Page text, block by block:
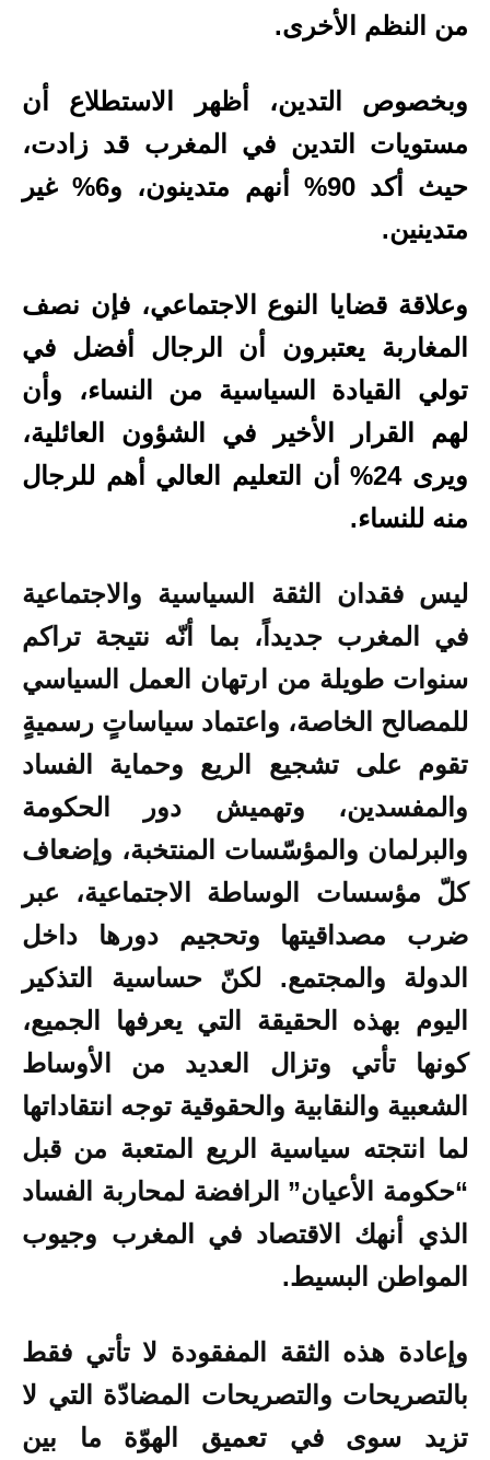
من النظم الأخرى.
وبخصوص التدين، أظهر الاستطلاع أن
مستويات التدين في المغرب قد زادت،
حيث أكد 90% أنهم متدينون، و6% غير
متدينين.
وعلاقة قضايا النوع الاجتماعي، فإن نصف
المغاربة يعتبرون أن الرجال أفضل في
تولي القيادة السياسية من النساء، وأن
لهم القرار الأخير في الشؤون العائلية،
ويرى 24% أن التعليم العالي أهم للرجال
منه للنساء.
ليس فقدان الثقة السياسية والاجتماعية
في المغرب جديداً، بما أنّه نتيجة تراكم
سنوات طويلة من ارتهان العمل السياسي
للمصالح الخاصة، واعتماد سياساتٍ رسميةٍ
تقوم على تشجيع الريع وحماية الفساد
والمفسدين، وتهميش دور الحكومة
والبرلمان والمؤسّسات المنتخبة، وإضعاف
كلّ مؤسسات الوساطة الاجتماعية، عبر
ضرب مصداقيتها وتحجيم دورها داخل
الدولة والمجتمع. لكنّ حساسية التذكير
اليوم بهذه الحقيقة التي يعرفها الجميع،
كونها تأتي وتزال العديد من الأوساط
الشعبية والنقابية والحقوقية توجه انتقاداتها
لما انتجته سياسية الريع المتعبة من قبل
“حكومة الأعيان” الرافضة لمحاربة الفساد
الذي أنهك الاقتصاد في المغرب وجيوب
المواطن البسيط.
وإعادة هذه الثقة المفقودة لا تأتي فقط
بالتصريحات والتصريحات المضادّة التي لا
تزيد سوى في تعميق الهوّة ما بين